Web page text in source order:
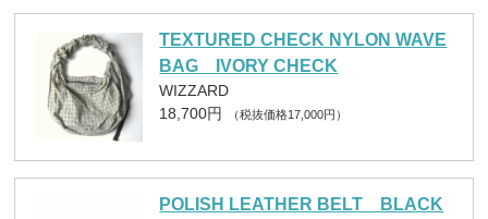
TEXTURED CHECK NYLON WAVE
BAG IVORY CHECK
WIZZARD
18,700円
（税抜価格17,000円）
POLISH LEATHER BELT BLACK